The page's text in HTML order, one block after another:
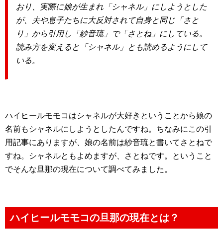
おり、実際に娘が生まれ「シャネル」にしようとした
が、夫や息子たちに大反対されて自身と同じ「さと
り」から引用し「紗音琉」で「さとね」にしている。
読み方を変えると「シャネル」とも読めるようにして
いる。
ハイヒールモモコはシャネルが大好きということから娘の
名前もシャネルにしようとしたんですね。ちなみにこの引
用記事にありますが、娘の名前は紗音琉と書いてさとねで
すね。シャネルともよめますが、さとねです。ということ
でそんな旦那の現在について調べてみました。
ハイヒールモモコの旦那の現在とは？